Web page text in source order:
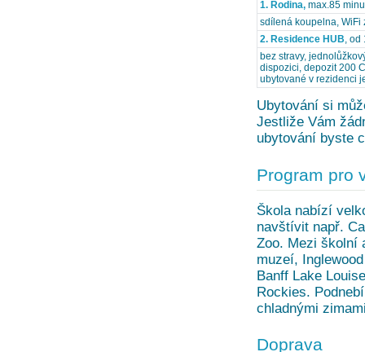
1. Rodina,max.85
sdílená koupelna, WiFi
2. Residence HUB, od
bez stravy,
dispozici, depozit 200
ubytované v rezidenci
Ubytování si
Jestliže Vám
ubytování byste
Program pro
Škola nabízí
navštívit např.
Zoo. Mezi školní
muzeí,
Banff Lake
Rockies.
chladnými
Doprava